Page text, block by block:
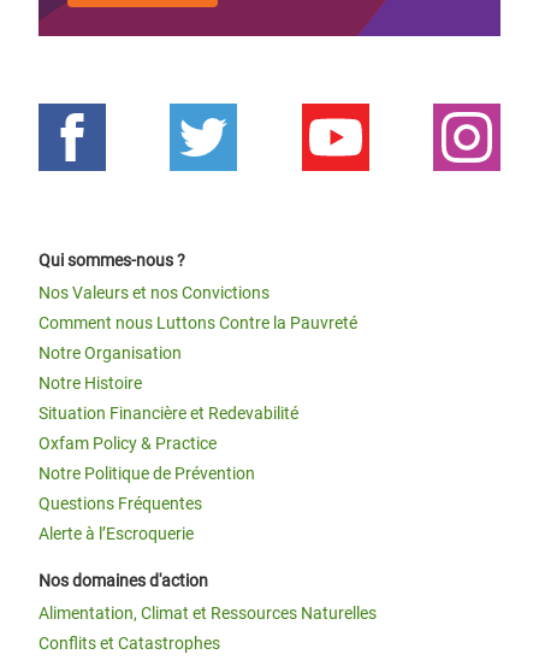
Qui sommes-nous ?
Nos Valeurs et nos Convictions
Comment nous Luttons Contre la Pauvreté
Notre Organisation
Notre Histoire
Situation Financière et Redevabilité
Oxfam Policy & Practice
Notre Politique de Prévention
Questions Fréquentes
Alerte à l’Escroquerie
Nos domaines d'action
Alimentation, Climat et Ressources Naturelles
Conflits et Catastrophes